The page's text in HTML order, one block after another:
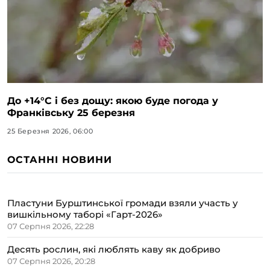
До +14°C і без дощу: якою буде погода у
Франківську 25 березня
25 Березня 2026, 06:00
ОСТАННІ НОВИНИ
Пластуни Бурштинської громади взяли участь у
вишкільному таборі «Гарт-2026»
07 Серпня 2026, 22:28
Десять рослин, які люблять каву як добриво
07 Серпня 2026, 20:28